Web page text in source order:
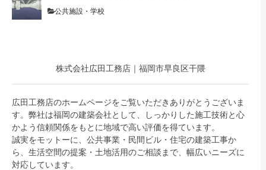
公共施設・学校
株式会社広田工務店｜福岡市早良区干隈
広田工務店のホームページをご覧いただきありがとうございま
す。弊社は福岡の建築会社として、しっかりした施工技術と心
かよう信頼関係をもとに地域で高い評価を得ています。
誠実をモットーに、公共事業・民間ビル・住宅の建築工事か
ら、生活空間の提案・土地活用のご相談まで、幅広いニーズに
対応しています。